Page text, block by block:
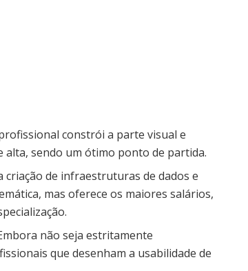
constrói a parte visual e
alta, sendo um ótimo ponto de partida.
criação de infraestruturas de dados e
mas oferece os maiores salários,
não seja estritamente
que desenham a usabilidade de